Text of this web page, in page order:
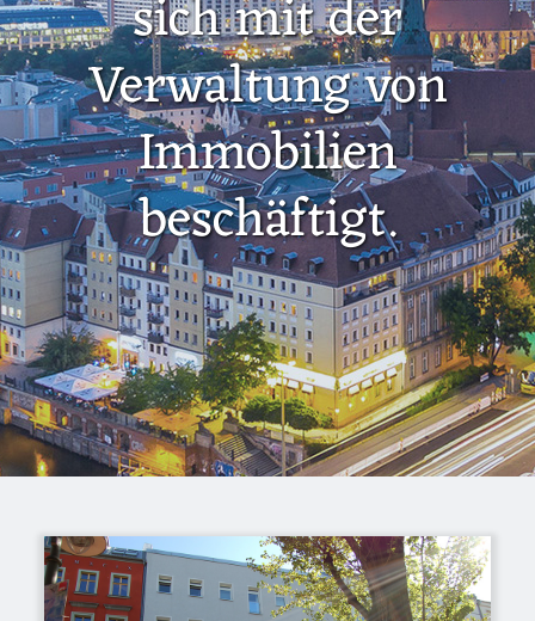
sich mit der
Verwaltung von
Immobilien
beschäftigt.